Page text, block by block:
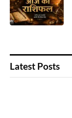
Latest Posts